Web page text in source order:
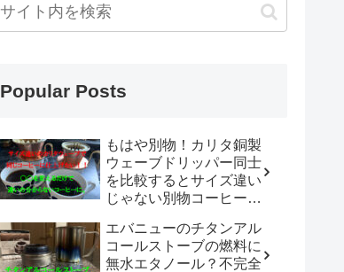
Popular Posts
もはや別物！カリタ銅製
ウェーブドリッパー同士
を比較するとサイズ違い
じゃない別物コーヒード
「WDC-185開封レビュ
ー」
エバニューのチタンアル
コールストーブの燃料に
無水エタノール？不完全